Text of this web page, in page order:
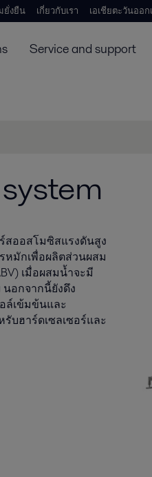
ยั่งยืน เกี่ยวกับเรา เอเชียตะวันออก
Service and support
สออสโมซิสแรงดันสูง
หมักเพื่อผลิตส่วนผสม
เมื่อผสมน้ำจะมี
อกจากนี้ยังดึง
ล์เข้มข้นและ
บฮาร์ดเซลเซอร์และ